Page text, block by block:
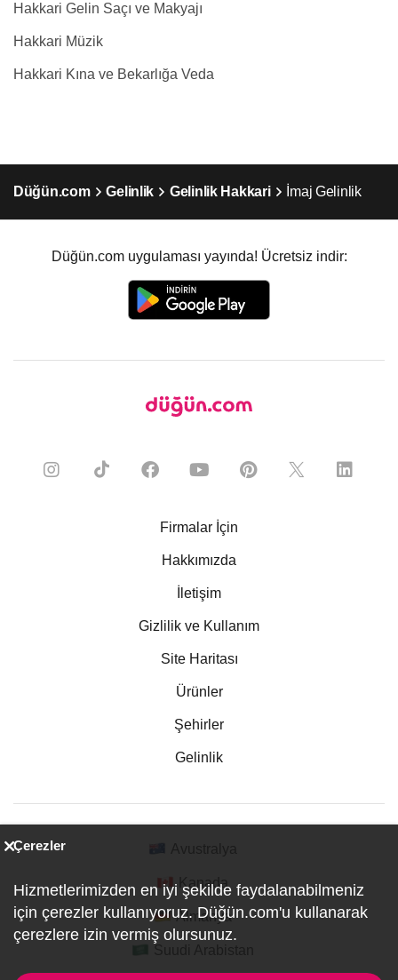
Hakkari Gelin Saçı ve Makyajı
Hakkari Müzik
Hakkari Kına ve Bekarlığa Veda
Düğün.com Gelinlik Gelinlik Hakkari İmaj Gelinlik
Düğün.com uygulaması yayında! Ücretsiz indir:
Firmalar İçin
Hakkımızda
İletişim
Gizlilik ve Kullanım
Site Haritası
Ürünler
Şehirler
Gelinlik
Kanada
Almanya
Çerezler
Hizmetlerimizden en iyi şekilde faydalanabilmeniz
için çerezler kullanıyoruz. Düğün.com'u kullanarak
çerezlere izin vermiş olursunuz.